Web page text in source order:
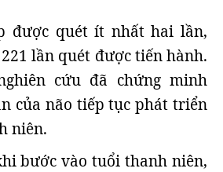
được quét ít nhất hai lần,
lần quét được tiến hành.
cứu đã chứng minh
của não tiếp tục phát triển
niên.
bước vào tuổi thanh niên,